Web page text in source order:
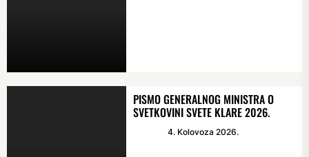
PISMO GENERALNOG MINISTRA O
SVETKOVINI SVETE KLARE 2026.
4. Kolovoza 2026.